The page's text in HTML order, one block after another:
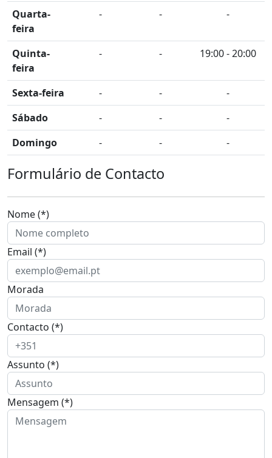
Quarta-
feira
- - -
Quinta-
feira
- - 19:00 - 20:00
Sexta-feira - -
-
Sábado
- -
-
Domingo
- - -
Formulário de Contacto
Nome (*)
Email (*)
Morada
Contacto (*)
Assunto (*)
Mensagem (*)